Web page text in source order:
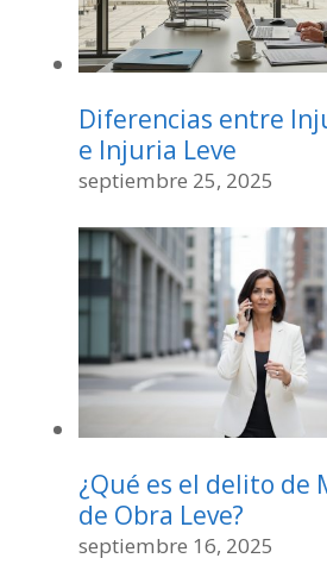
Diferencias entre
e Injuria Leve
septiembre 25, 2025
¿Qué es el delito de
de Obra Leve?
septiembre 16, 2025